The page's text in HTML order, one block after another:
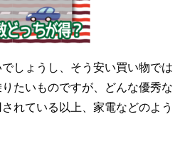
しょうし、そう安い買い物では
たいものですが、どんな優秀な
れている以上、家電などのよう